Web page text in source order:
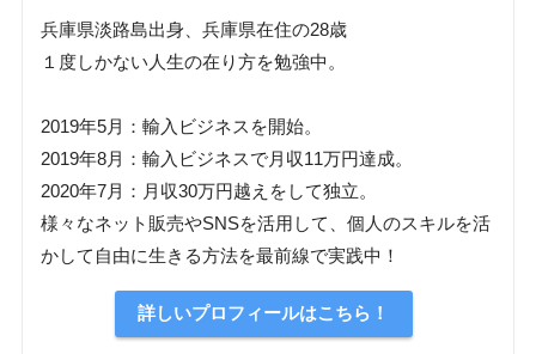
兵庫県淡路島出身、兵庫県在住の28歳
１度しかない人生の在り方を勉強中。
2019年5月：輸入ビジネスを開始。
2019年8月：輸入ビジネスで月収11万円達成。
2020年7月：月収30万円越えをして独立。
様々なネット販売やSNSを活用して、個人のスキルを活
かして自由に生きる方法を最前線で実践中！
詳しいプロフィールはこちら！